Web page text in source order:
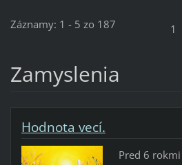
Záznamy: 1 - 5 zo 187 1
Zamyslenia
Hodnota vecí.
Pred 6